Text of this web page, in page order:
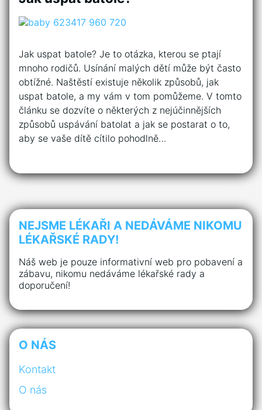
Jak uspat batole? Je to otázka, kterou se ptají
mnoho rodičů. Usínání malých dětí může být často
obtížné. Naštěstí existuje několik způsobů, jak
uspat batole, a my vám v tom pomůžeme. V tomto
článku se dozvíte o některých z nejúčinnějších
způsobů uspávání batolat a jak se postarat o to,
aby se vaše dítě cítilo pohodlně…
NEJSME LÉKAŘI A NEDÁVÁME NIKOMU
LÉKAŘSKÉ RADY!
Náš web je pouze informativní web pro pobavení a
zábavu, nikomu nedáváme lékařské rady a
doporučení!
O NÁS
Kontakt
O nás